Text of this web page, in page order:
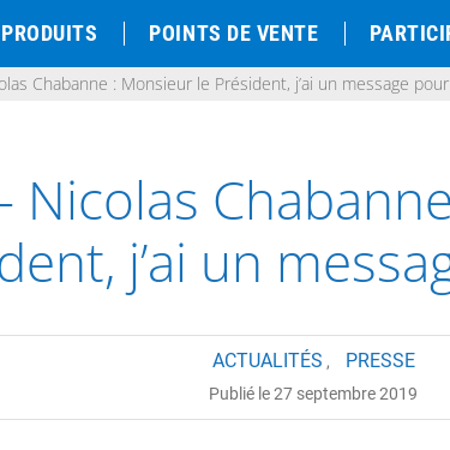
PRODUITS POINTS DE VENTE
Chabanne : Monsieur le Président, j’ai un message
Nicolas
j’ai un
ACTUALITÉS , PRESSE
Publié le 27 septembre 2019